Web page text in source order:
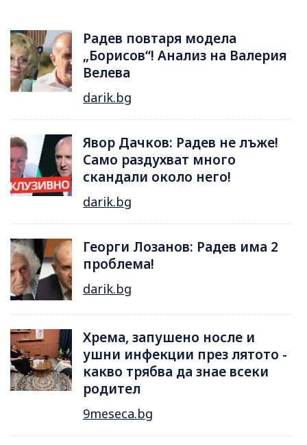
Радев повтаря модела
„Борисов“! Анализ на Валерия
Велева
darik.bg
Явор Дачков: Радев не лъже!
Само раздухват много
скандали около него!
darik.bg
Георги Лозанов: Радев има 2
проблема!
darik.bg
Хрема, запушено носле и
ушни инфекции през лятотo -
какво трябва да знае всеки
родител
9meseca.bg